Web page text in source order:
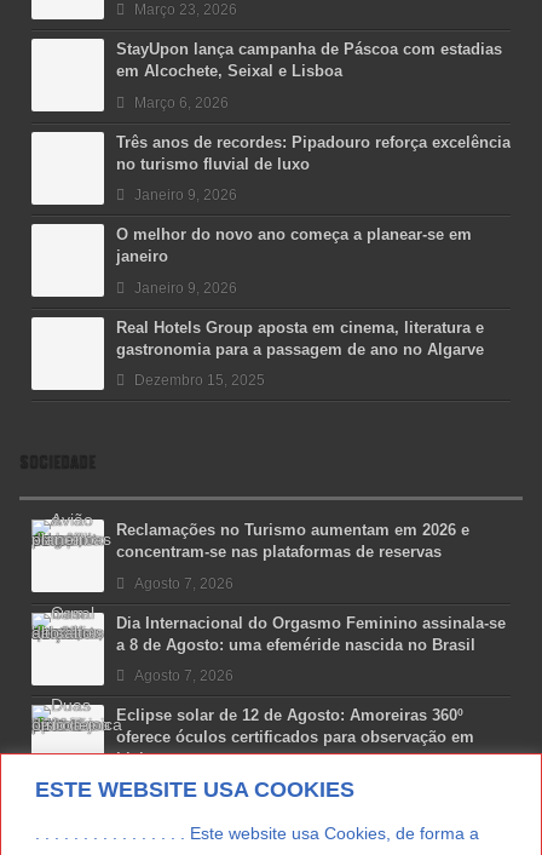
ESTE WEBSITE USA COOKIES
. . . . . . . . . . . . . . . . Este website usa Cookies, de forma a
Março 23, 2026
StayUpon lança campanha de Páscoa com estadias
em Alcochete, Seixal e Lisboa
Março 6, 2026
Três anos de recordes: Pipadouro reforça excelência
no turismo fluvial de luxo
Janeiro 9, 2026
O melhor do novo ano começa a planear-se em
janeiro
Janeiro 9, 2026
Real Hotels Group aposta em cinema, literatura e
gastronomia para a passagem de ano no Algarve
Dezembro 15, 2025
SOCIEDADE
Reclamações no Turismo aumentam em 2026 e
concentram-se nas plataformas de reservas
Agosto 7, 2026
Dia Internacional do Orgasmo Feminino assinala-se
a 8 de Agosto: uma efeméride nascida no Brasil
Agosto 7, 2026
Eclipse solar de 12 de Agosto: Amoreiras 360º
oferece óculos certificados para observação em
Lisboa
Agosto 7, 2026
Lua Afonso vence prémio internacional de liderança